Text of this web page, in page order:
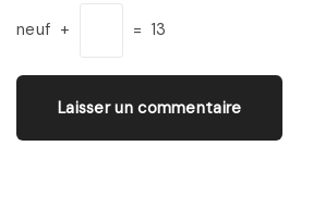
lneuf + = 13